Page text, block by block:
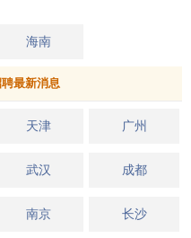
海南
最新消息
天津 广州
武汉 成都
南京 长沙